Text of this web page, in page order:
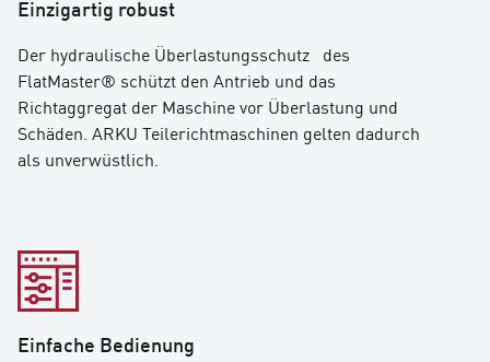
Einzigartig robust
Der hydraulische Überlastungsschutz des
FlatMaster® schützt den Antrieb und das
Richtaggregat der Maschine vor Überlastung und
Schäden. ARKU Teilerichtmaschinen gelten dadurch
als unverwüstlich.
Einfache Bedienung